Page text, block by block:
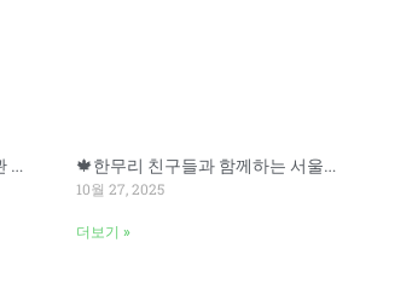
📚 한무리지역아동센터 ‘도서관 개관식’ 안내
🍁한무리 친구들과 함께하는 서울랜드 문화활동
10월 27, 2025
더보기 »